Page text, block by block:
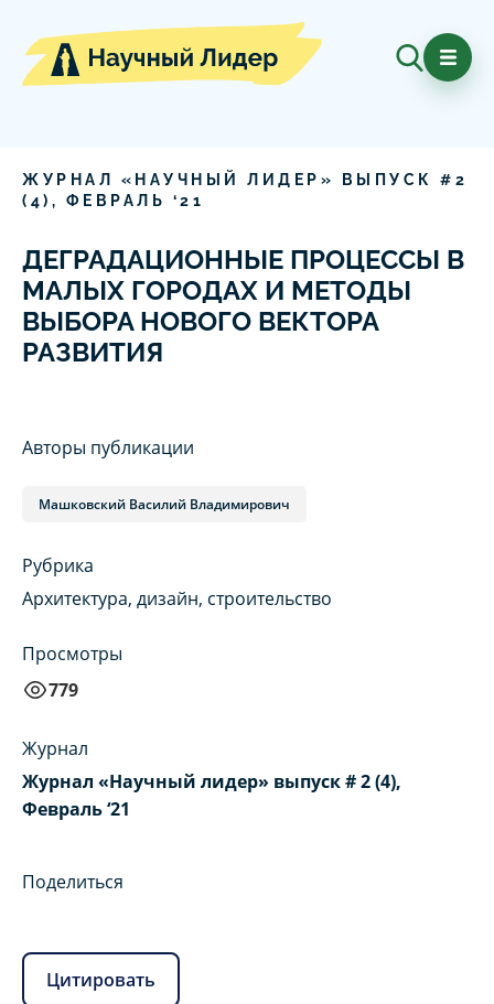
ЖУРНАЛ «НАУЧНЫЙ ЛИДЕР» ВЫПУСК # 2
( 4), ФЕВРАЛЬ ‘21
ДЕГРАДАЦИОННЫЕ ПРОЦЕССЫ В
МАЛЫХ ГОРОДАХ И МЕТОДЫ
ВЫБОРА НОВОГО ВЕКТОРА
РАЗВИТИЯ
Авторы публикации
Машковский Василий Владимирович
Рубрика
Архитектура, дизайн, строительство
Просмотры
779
Журнал
Журнал «Научный лидер» выпуск # 2 (4),
Февраль ‘21
Поделиться
Цитировать